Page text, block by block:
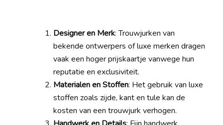
Designer en Merk: Trouwjurken van
bekende ontwerpers of luxe merken dragen
vaak een hoger prijskaartje vanwege hun
reputatie en exclusiviteit.
Materialen en Stoffen: Het gebruik van luxe
stoffen zoals zijde, kant en tule kan de
kosten van een trouwjurk verhogen.